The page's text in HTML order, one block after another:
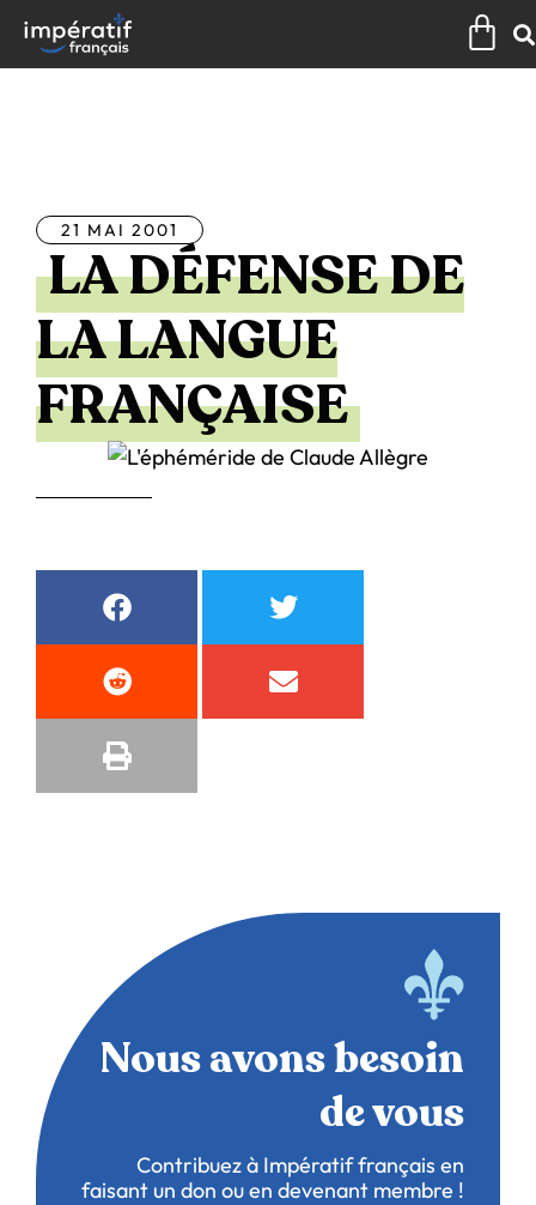
contenu
21 MAI 2001
LA DÉFENSE DE
LA LANGUE
FRANÇAISE
Nous avons besoin
de vous
Contribuez à Impératif français en
faisant un don ou en devenant membre !